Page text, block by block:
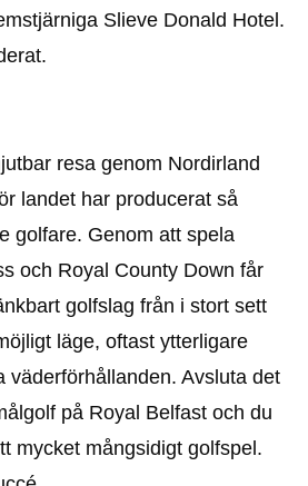
Slieve Donald Hotel.
resa genom Nordirland
landet har producerat så
golfare. Genom att spela
och Royal County Down får
golfslag från i stort sett
läge, oftast ytterligare
väderförhållanden. Avsluta det
på Royal Belfast och du
mycket mångsidigt golfspel.